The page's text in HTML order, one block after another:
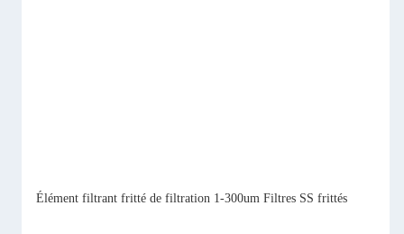
Élément filtrant fritté de filtration 1-300um Filtres SS frittés